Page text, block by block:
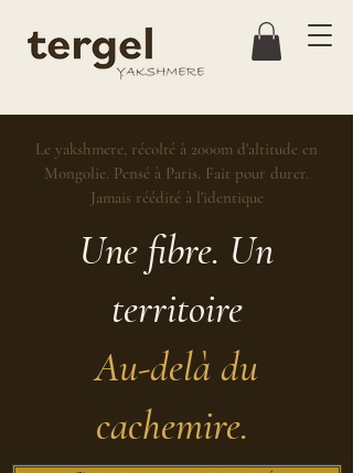
Le yakshmere, récolté à 2000m d'altitude en
Mongolie. Pensé à Paris. Fait pour durer.
Jamais réédité à l'identique
Une fibre. Un
territoire
Au-delà du
cachemire.